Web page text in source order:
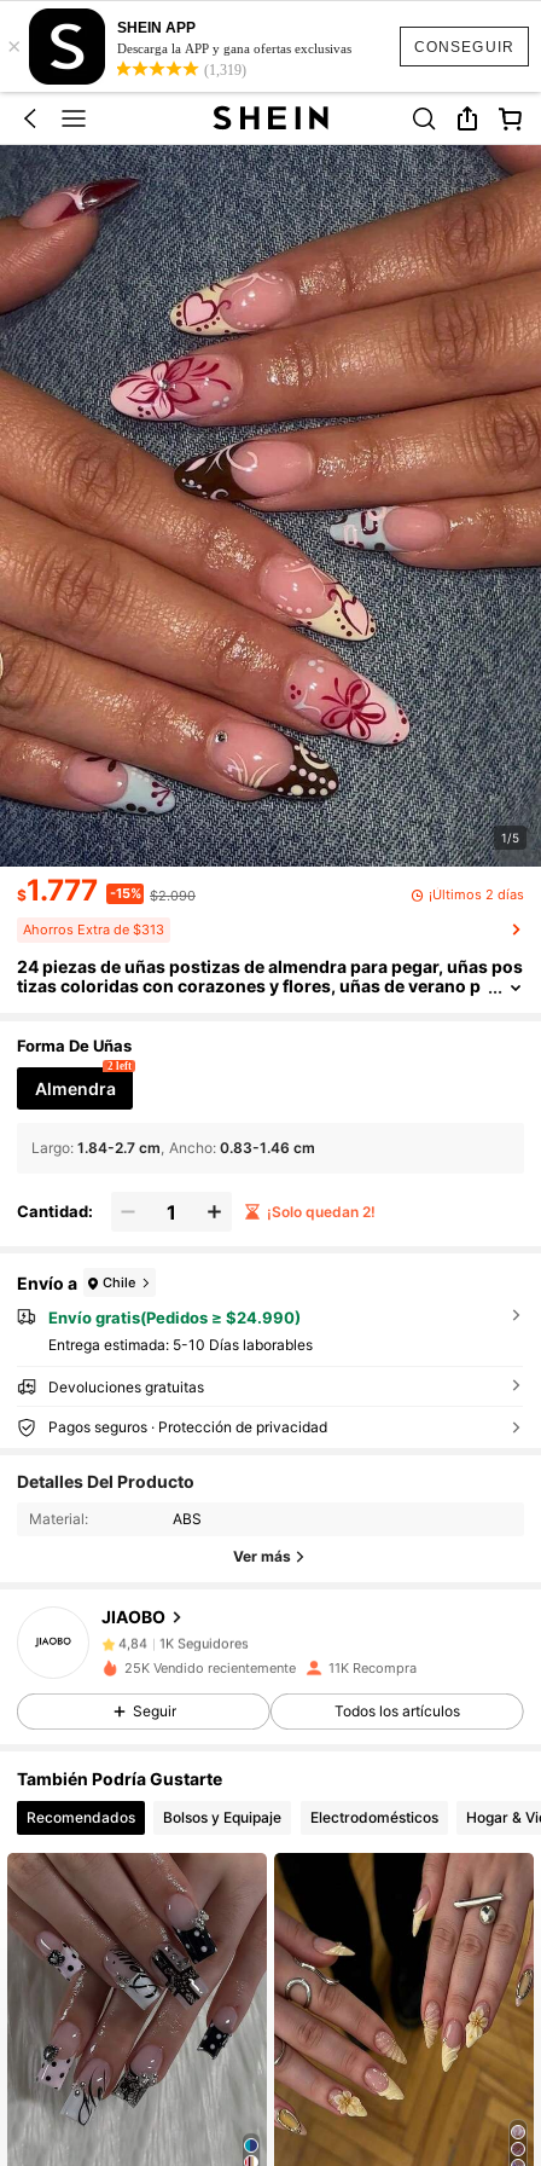
CONSEGUIR
×
SHEIN APP
Descarga la APP y gana ofertas exclusivas
(1,319)
1/5
$1.777 -15% $2.090 ¡Últimos 2 días
Ahorros Extra de $313
24 piezas de uñas postizas de almendra para pegar, uñas pos
tizas coloridas con corazones y flores, uñas de verano p
Forma De Uñas
Almendra
2 left
Largo: 1.84-2.7 cm Ancho: 0.83-1.46 cm
Cantidad: ¡Solo quedan 2!
Envío a Chile
Envío gratis(Pedidos ≥ $24.990)
Entrega estimada: 5-10 Días laborables
Devoluciones gratuitas
Pagos seguros · Protección de privacidad
Detalles Del Producto
Material: ABS
Ver más
JIAOBO
4,84 1K Seguidores
1K Seguidores
1K Seguidores
4,84 1K Seguidores
4,84 1K Seguidores
4,84
4,84 1K Seguidores
25K Vendido recientemente 11K Recompra
Seguir Todos los artículos
También Podría Gustarte
Recomendados Bolsos y Equipaje Electrodomésticos Hogar &